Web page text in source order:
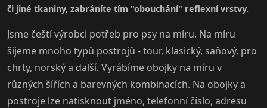
či jiné tkaniny, zabráníte tím "obouchání" reflexní vrstvy.
Jsme čeští výrobci potřeb pro psy na míru. Na míru
šijeme mnoho typů postrojů - tour, klasický, saňový, pro
chrty, norský a další. Vyrábíme obojky na míru v
různých šířích a barevných kombinacích. Na obojky a
postroje lze natisknout jméno, telefonní číslo, adresu